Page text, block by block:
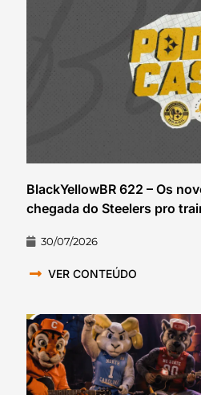
BlackYellowBR 622 – Os
chegada do Steelers pro
30/07/2026
VER CONTEÚDO